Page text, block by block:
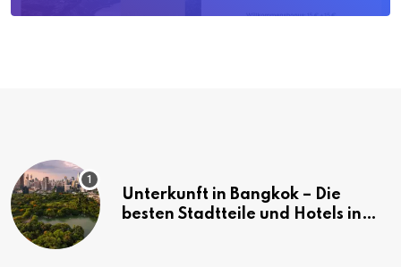
Unterkunft in Bangkok – Die
besten Stadtteile und Hotels in